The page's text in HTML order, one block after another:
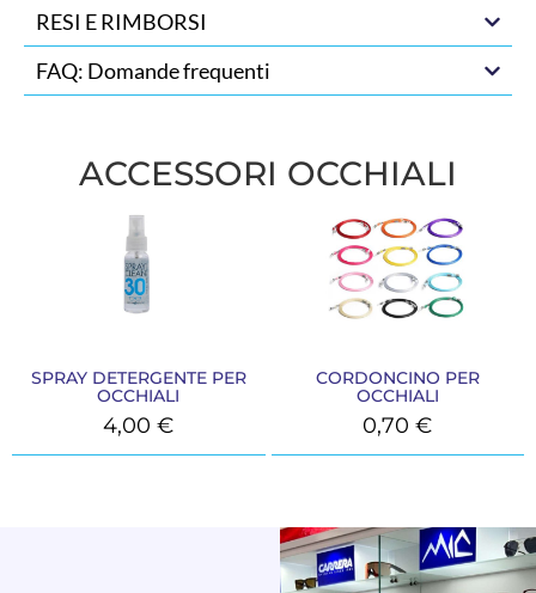
RESI E RIMBORSI
FAQ: Domande frequenti
ACCESSORI OCCHIALI
SPRAY DETERGENTE PER
OCCHIALI
4,00€
CORDONCINO PER
OCCHIALI
0,70€